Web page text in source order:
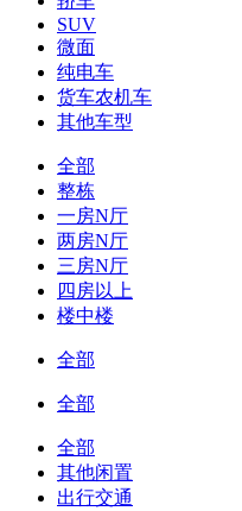
SUV
微面
纯电车
货车农机车
其他车型
全部
整栋
一房N厅
两房N厅
三房N厅
四房以上
楼中楼
全部
全部
全部
其他闲置
出行交通